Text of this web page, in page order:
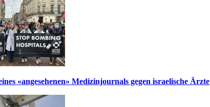
«angesehenen» Medizinjournals gegen israelische Ärzte